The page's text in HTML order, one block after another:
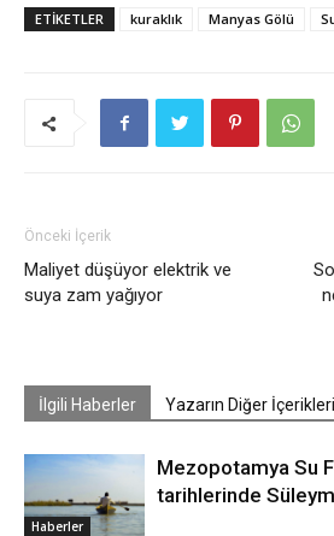
ETIKETLER kuraklık Manyas Gölü
Önceki İçerik
Maliyet düşüyor elektrik ve
suya zam yağıyor
İlgili Haberler Yazarın Diğer İçerikleri
Haberler
Mezopotamya Su
tarihlerinde